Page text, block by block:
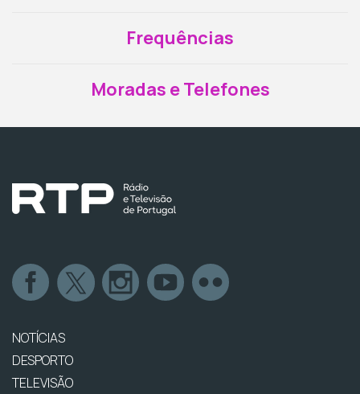
Frequências
Moradas e Telefones
NOTÍCIAS
DESPORTO
TELEVISÃO